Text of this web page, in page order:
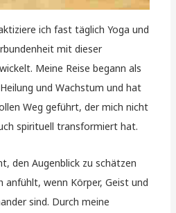
ich fast täglich Yoga und
mit dieser
Meine Reise begann als
und Wachstum und hat
Weg geführt, der mich nicht
spirituell transformiert hat.
den Augenblick zu schätzen
anfühlt, wenn Körper, Geist und
sind. Durch meine